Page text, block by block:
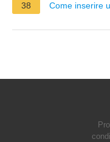
38 Come inserire